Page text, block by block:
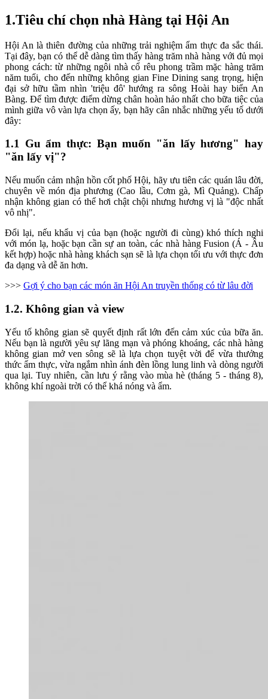
1.Tiêu chí chọn nhà Hàng tại Hội An
Hội An là thiên đường của những trải nghiệm ẩm thực đa sắc thái.
Tại đây, bạn có thể dễ dàng tìm thấy hàng trăm nhà hàng với đủ mọi
phong cách: từ những ngôi nhà cổ rêu phong trầm mặc hàng trăm
năm tuổi, cho đến những không gian Fine Dining sang trọng, hiện
đại sở hữu tầm nhìn 'triệu đô' hướng ra sông Hoài hay biển An
Bàng. Để tìm được điểm dừng chân hoàn hảo nhất cho bữa tiệc của
mình giữa vô vàn lựa chọn ấy, bạn hãy cân nhắc những yếu tố dưới
đây:
1.1 Gu ẩm thực: Bạn muốn "ăn lấy hương" hay
"ăn lấy vị"?
Nếu muốn cảm nhận hồn cốt phố Hội, hãy ưu tiên các quán lâu đời,
chuyên về món địa phương (Cao lầu, Cơm gà, Mì Quảng). Chấp
nhận không gian có thể hơi chật chội nhưng hương vị là "độc nhất
vô nhị".
Đổi lại, nếu khẩu vị của bạn (hoặc người đi cùng) khó thích nghi
với món lạ, hoặc bạn cần sự an toàn, các nhà hàng Fusion (Á - Âu
kết hợp) hoặc nhà hàng khách sạn sẽ là lựa chọn tối ưu với thực đơn
đa dạng và dễ ăn hơn.
>>> Gợi ý cho bạn các món ăn Hội An truyền thống có từ lâu đời
1.2. Không gian và view
Yếu tố không gian sẽ quyết định rất lớn đến cảm xúc của bữa ăn.
Nếu bạn là người yêu sự lãng mạn và phóng khoáng, các nhà hàng
không gian mở ven sông sẽ là lựa chọn tuyệt vời để vừa thưởng
thức ẩm thực, vừa ngắm nhìn ánh đèn lồng lung linh và dòng người
qua lại. Tuy nhiên, cần lưu ý rằng vào mùa hè (tháng 5 - tháng 8),
không khí ngoài trời có thể khá nóng và ẩm.